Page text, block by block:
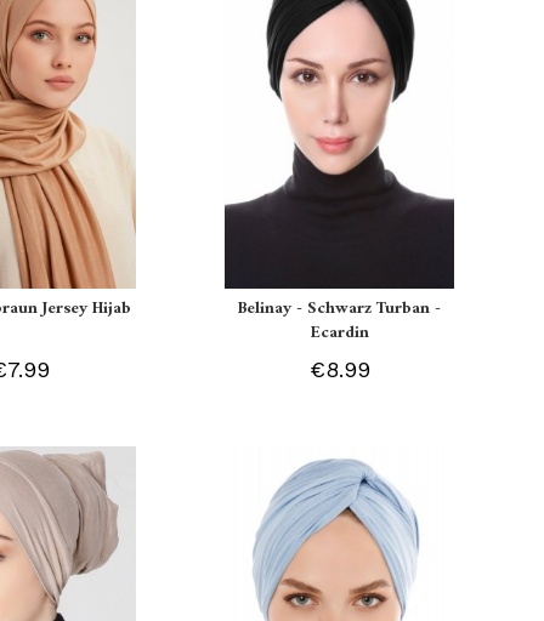
Jersey Hijab
Belinay - Schwarz Turban -
Ecardin
€8.99